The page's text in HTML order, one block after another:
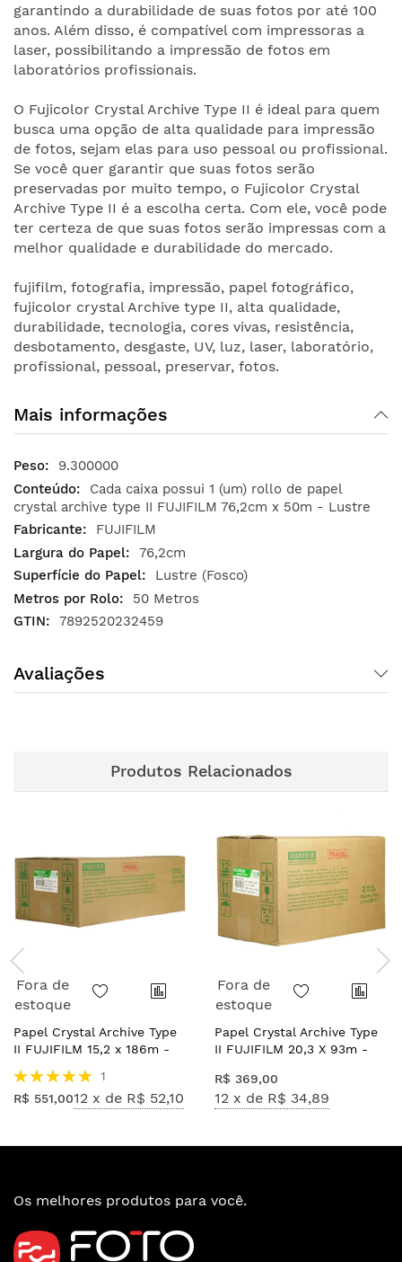
garantindo a durabilidade de suas fotos por até 100
anos. Além disso, é compatível com impressoras a
laser, possibilitando a impressão de fotos em
laboratórios profissionais.
O Fujicolor Crystal Archive Type II é ideal para quem
busca uma opção de alta qualidade para impressão
de fotos, sejam elas para uso pessoal ou profissional.
Se você quer garantir que suas fotos serão
preservadas por muito tempo, o Fujicolor Crystal
Archive Type II é a escolha certa. Com ele, você pode
ter certeza de que suas fotos serão impressas com a
melhor qualidade e durabilidade do mercado.
fujifilm, fotografia, impressão, papel fotográfico,
fujicolor crystal Archive type II, alta qualidade,
durabilidade, tecnologia, cores vivas, resistência,
desbotamento, desgaste, UV, luz, laser, laboratório,
profissional, pessoal, preservar, fotos.
Mais informações
9.300000
Cada caixa possui 1 (um) rollo de papel
crystal archive type II FUJIFILM 76,2cm x 50m - Lustre
FUJIFILM
76,2cm
Lustre (Fosco)
50 Metros
7892520232459
Avaliações
Produtos Relacionados
Fora de
estoque
Papel Crystal Archive Type
II FUJIFILM 15,2 x 186m -
Avaliação:
100%
1
R$ 551,0012 x de R$ 52,10
Fora de
estoque
Papel Crystal Archive Type
II FUJIFILM 20,3 X 93m -
R$ 369,00
12 x de R$ 34,89
Os melhores produtos para você.